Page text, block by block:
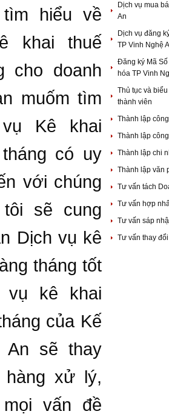
hiểu về
khai thuế
cho doanh
muốm tìm
Kê khai
có uy
với chúng
sẽ cung
Dịch vụ kê
tháng tốt
vụ kê khai
của Kế
An sẽ thay
hàng xử lý,
vấn đề
Dịch vụ mua
An
Dịch vụ đăng
TP Vinh Nghệ
Đăng ký Mã
hóa TP Vinh
Thủ tục và
thành viên
Thành lập
Thành lập
Thành lập chi
Thành lập văn
Tư vấn tách
Tư vấn hợp
Tư vấn sáp
Tư vấn thay